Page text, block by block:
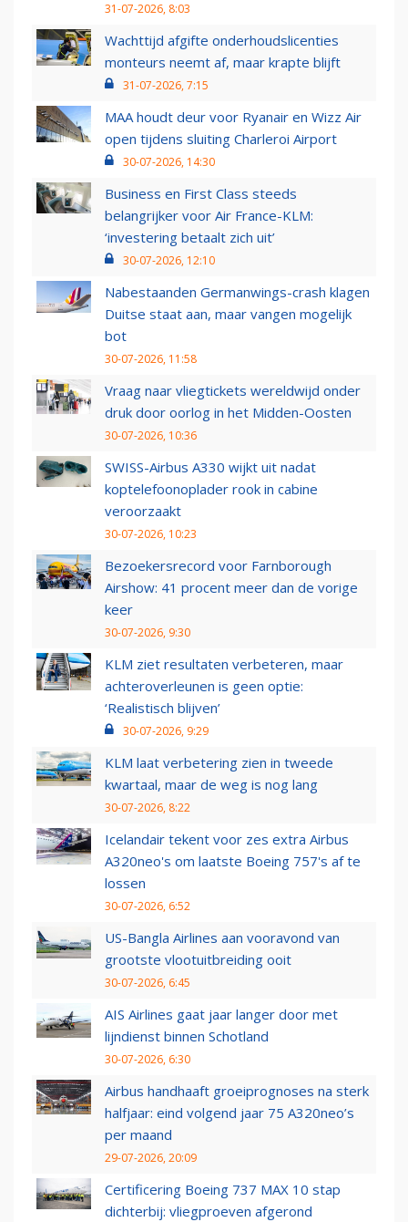
31-07-2026, 8:03
Wachttijd afgifte onderhoudslicenties
monteurs neemt af, maar krapte blijft
31-07-2026, 7:15
MAA houdt deur voor Ryanair en Wizz Air
open tijdens sluiting Charleroi Airport
30-07-2026, 14:30
Business en First Class steeds
belangrijker voor Air France-KLM:
‘investering betaalt zich uit’
30-07-2026, 12:10
Nabestaanden Germanwings-crash klagen
Duitse staat aan, maar vangen mogelijk
bot
30-07-2026, 11:58
Vraag naar vliegtickets wereldwijd onder
druk door oorlog in het Midden-Oosten
30-07-2026, 10:36
SWISS-Airbus A330 wijkt uit nadat
koptelefoonoplader rook in cabine
veroorzaakt
30-07-2026, 10:23
Bezoekersrecord voor Farnborough
Airshow: 41 procent meer dan de vorige
keer
30-07-2026, 9:30
KLM ziet resultaten verbeteren, maar
achteroverleunen is geen optie:
‘Realistisch blijven’
30-07-2026, 9:29
KLM laat verbetering zien in tweede
kwartaal, maar de weg is nog lang
30-07-2026, 8:22
Icelandair tekent voor zes extra Airbus
A320neo's om laatste Boeing 757's af te
lossen
30-07-2026, 6:52
US-Bangla Airlines aan vooravond van
grootste vlootuitbreiding ooit
30-07-2026, 6:45
AIS Airlines gaat jaar langer door met
lijndienst binnen Schotland
30-07-2026, 6:30
Airbus handhaaft groeiprognoses na sterk
halfjaar: eind volgend jaar 75 A320neo’s
per maand
29-07-2026, 20:09
Certificering Boeing 737 MAX 10 stap
dichterbij: vliegproeven afgerond